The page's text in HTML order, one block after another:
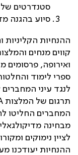
סטנדרטים של
סיוע בהגנה
ההנחיות הקליניות
קווים מנחים
ואירופה, פרסומים
ספרי לימוד
לנגד עיני
תרגום של המלצות
המחברים החליטו
מבחינה
לציין נימוקים
ההנחיות יעודכנו